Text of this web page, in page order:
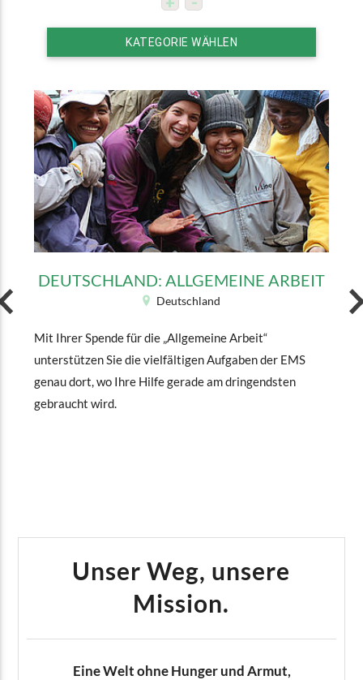
KATEGORIE WÄHLEN
DEUTSCHLAND: ALLGEMEINE ARBEIT
Deutschland
Mit Ihrer Spende für die „Allgemeine Arbeit“
unterstützen Sie die vielfältigen Aufgaben der EMS
genau dort, wo Ihre Hilfe gerade am dringendsten
gebraucht wird.
Unser Weg, unsere
Mission.
Eine Welt ohne Hunger und Armut,